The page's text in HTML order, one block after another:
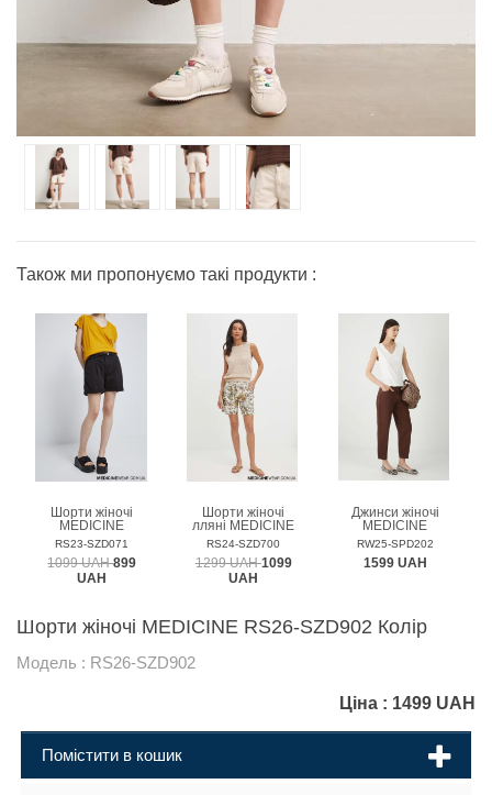
Також ми пропонуємо такі продукти :
Шорти жіночі
MEDICINE
RS23-SZD071
1099 UAH899
UAH
Шорти жіночі
лляні MEDICINE
RS24-SZD700
1299 UAH1099
UAH
Джинси жіночі
MEDICINE
RW25-SPD202
1599 UAH
Шорти жіночі MEDICINE RS26-SZD902 Колір
Модель : RS26-SZD902
Ціна : 1499 UAH
Помістити в кошик